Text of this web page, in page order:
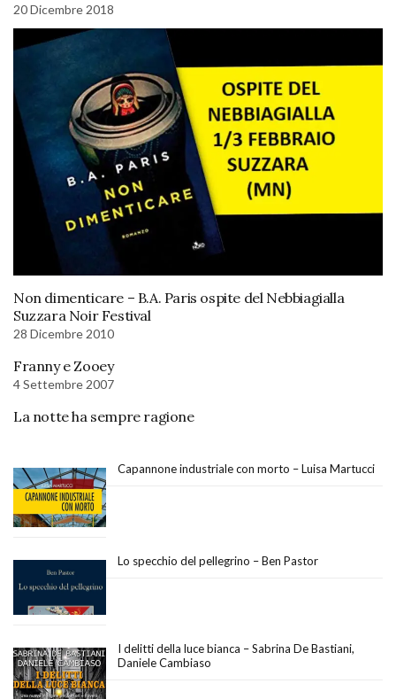
20 Dicembre 2018
Non dimenticare – B.A. Paris ospite del Nebbiagialla
Suzzara Noir Festival
28 Dicembre 2010
Franny e Zooey
4 Settembre 2007
La notte ha sempre ragione
Capannone industriale con morto – Luisa Martucci
Lo specchio del pellegrino – Ben Pastor
I delitti della luce bianca – Sabrina De Bastiani,
Daniele Cambiaso